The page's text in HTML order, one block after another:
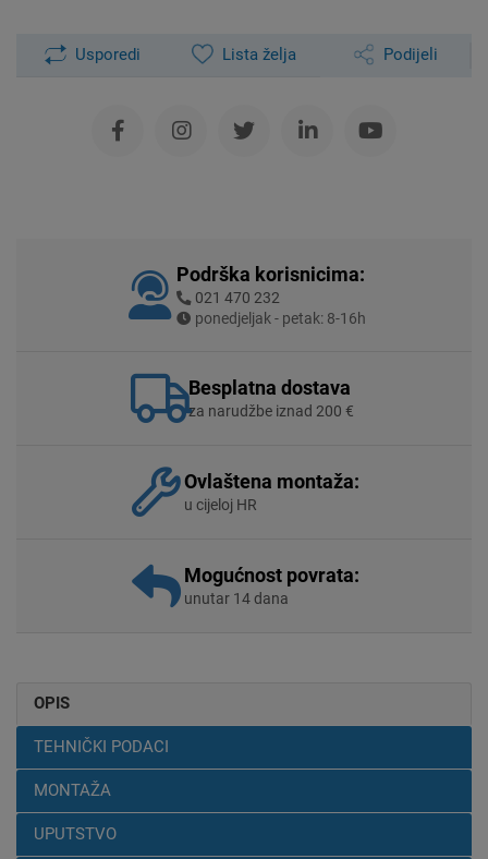
Usporedi Lista želja Podijeli
Podrška korisnicima:
021 470 232
ponedjeljak - petak: 8-16h
Besplatna dostava
za narudžbe iznad 200 €
Ovlaštena montaža:
u cijeloj HR
Mogućnost povrata:
unutar 14 dana
OPIS
TEHNIČKI PODACI
MONTAŽA
UPUTSTVO